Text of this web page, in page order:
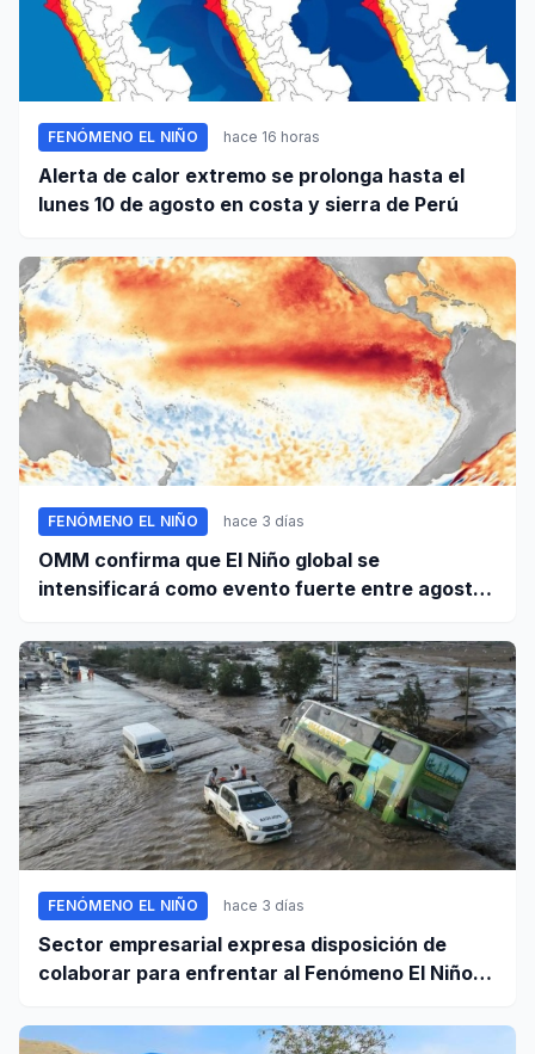
FENÓMENO EL NIÑO hace 16 horas
Alerta de calor extremo se prolonga hasta el
lunes 10 de agosto en costa y sierra de Perú
FENÓMENO EL NIÑO hace 3 días
OMM confirma que El Niño global se
intensificará como evento fuerte entre agosto
FENÓMENO EL NIÑO hace 3 días
Sector empresarial expresa disposición de
colaborar para enfrentar al Fenómeno El Niño,